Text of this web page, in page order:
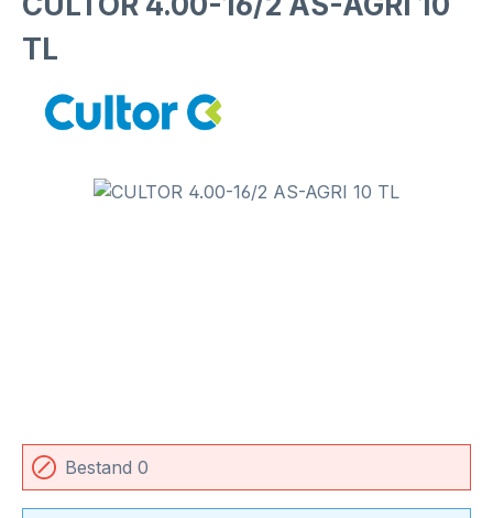
TL
Bildergalerie überspringen
Bestand 0